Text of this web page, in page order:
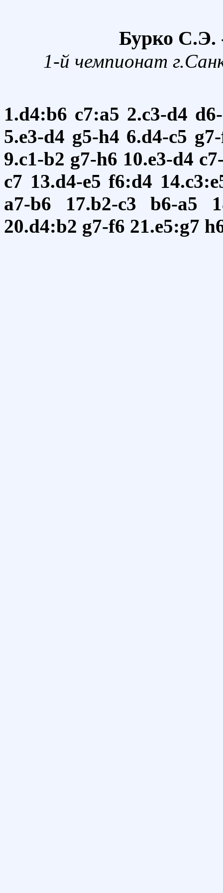
Бурко
1-й чемпионат
1.d4:b6 c7:a5 2.c3-d4
5.e3-d4 g5-h4 6.d4-c5
9.c1-b2 g7-h6 10.e3-d4
c7 13.d4-e5 f6:d4
a7-b6
17.b2-c3 b6-a5
20.d4:b2 g7-f6 21.e5:g7